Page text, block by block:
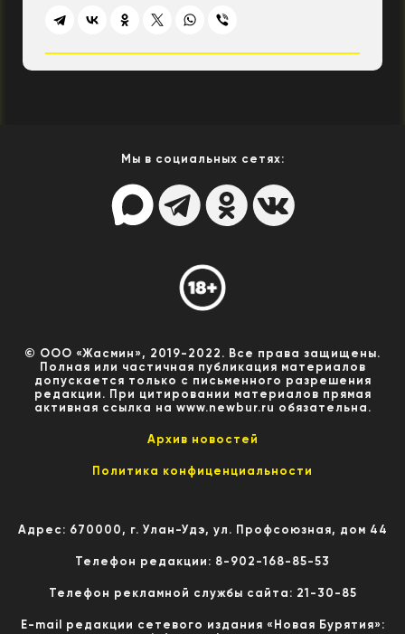
Мы в социальных сетях:
© ООО «Жасмин», 2019-2022. Все права защищены.
Полная или частичная публикация материалов
допускается только с письменного разрешения
редакции. При цитировании материалов прямая
активная ссылка на www.newbur.ru обязательна.
Архив новостей
Политика конфиценциальности
Адрес: 670000, г. Улан-Удэ, ул. Профсоюзная, дом 44
Телефон редакции: 8-902-168-85-53
Телефон рекламной службы сайта: 21-30-85
E-mail редакции сетевого издания «Новая Бурятия»: